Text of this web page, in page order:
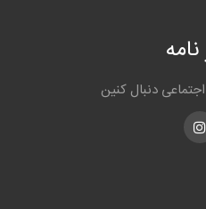
دنبال کنین
Instagram